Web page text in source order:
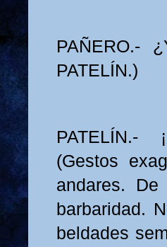
PAÑERO.-
PATELÍN.)
PATELÍN.-
(Gestos
andares.
barbaridad.
beldades